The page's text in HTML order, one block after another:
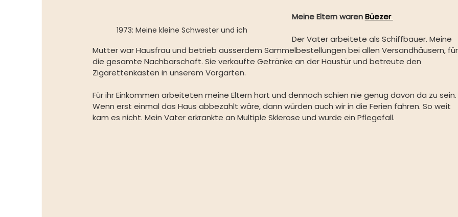
1973: Meine kleine Schwester und ich
Meine Eltern waren Büezer
Der Vater arbeitete als Schiffbauer. Meine
Mutter war Hausfrau und betrieb ausserdem Sammelbestellungen bei allen Versandhäusern, für
die gesamte Nachbarschaft. Sie verkaufte Getränke an der Haustür und betreute den
Zigarettenkasten in unserem Vorgarten.
Für ihr Einkommen arbeiteten meine Eltern hart und dennoch schien nie genug davon da zu sein.
Wenn erst einmal das Haus abbezahlt wäre, dann würden auch wir in die Ferien fahren. So weit
kam es nicht. Mein Vater erkrankte an Multiple Sklerose und wurde ein Pflegefall.